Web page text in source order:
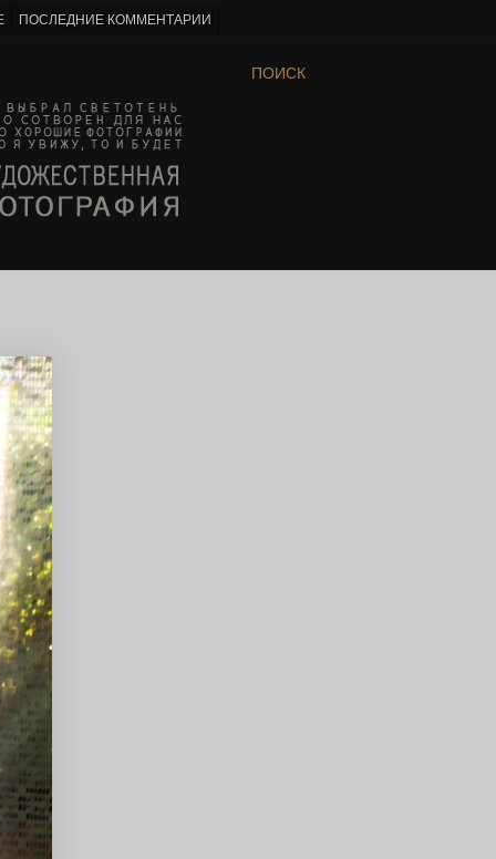
ПОИСК
ПОСЛЕДНИЕ КОММЕНТАРИИ